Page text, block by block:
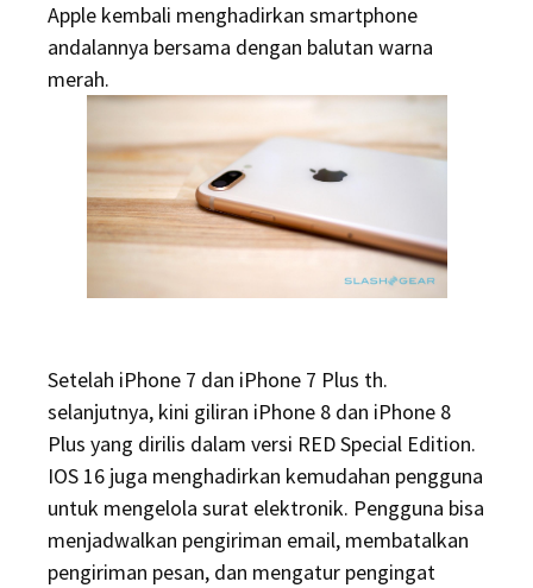
Apple kembali menghadirkan smartphone
andalannya bersama dengan balutan warna
merah.
Setelah iPhone 7 dan iPhone 7 Plus th.
selanjutnya, kini giliran iPhone 8 dan iPhone 8
Plus yang dirilis dalam versi RED Special Edition.
IOS 16 juga menghadirkan kemudahan pengguna
untuk mengelola surat elektronik. Pengguna bisa
menjadwalkan pengiriman email, membatalkan
pengiriman pesan, dan mengatur pengingat